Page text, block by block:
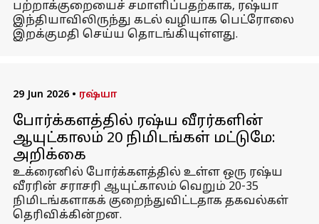
பற்றாக்குறையைச் சமாளிப்பதற்காக, ரஷ்யா
இந்தியாவிலிருந்து கடல் வழியாக பெட்ரோலை
இறக்குமதி செய்ய தொடங்கியுள்ளது.
29 Jun 2026 • ரஷ்யா
போர்க்களத்தில் ரஷ்ய வீரர்களின்
ஆயுட்காலம் 20 நிமிடங்கள் மட்டுமே:
அறிக்கை
உக்ரைனில் போர்க்களத்தில் உள்ள ஒரு ரஷ்ய
வீரரின் சராசரி ஆயுட்காலம் வெறும் 20-35
நிமிடங்களாகக் குறைந்துவிட்டதாக தகவல்கள்
தெரிவிக்கின்றன.